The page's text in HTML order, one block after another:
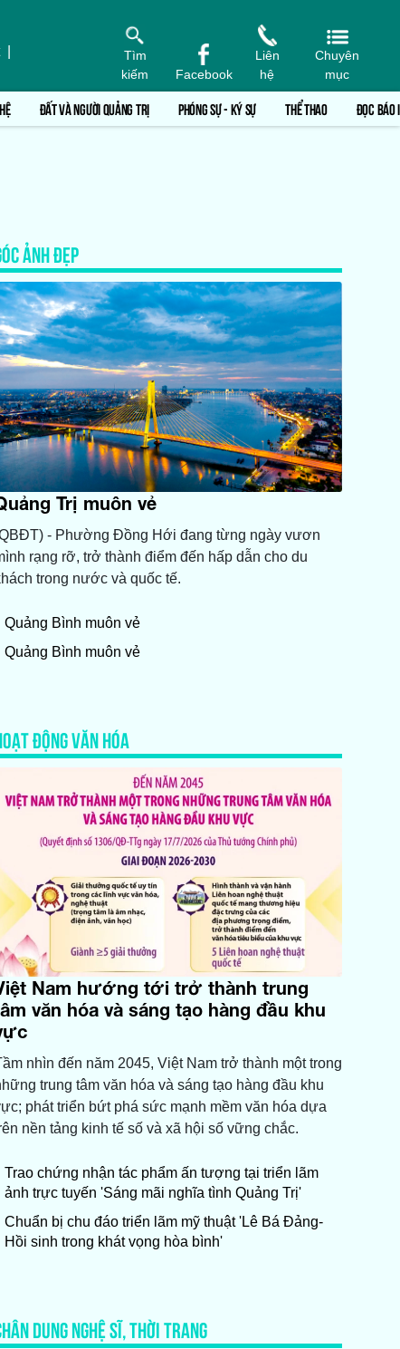
Tìm
kiếm
Facebook
Liên
hệ
Chuyên
mục
ĐẤT VÀ NGƯỜI QUẢNG TRỊ PHÓNG SỰ - KÝ SỰ THỂ THAO ĐỌC BÁO
ẢNH ĐẸP
Trị muôn vẻ
- Phường Đồng Hới đang từng ngày vươn
rạng rỡ, trở thành điểm đến hấp dẫn cho du
trong nước và quốc tế.
Quảng Bình muôn vẻ
Quảng Bình muôn vẻ
ĐỘNG VĂN HÓA
Nam hướng tới trở thành trung
văn hóa và sáng tạo hàng đầu khu
nhìn đến năm 2045, Việt Nam trở thành một trong
trung tâm văn hóa và sáng tạo hàng đầu khu
phát triển bứt phá sức mạnh mềm văn hóa dựa
nền tảng kinh tế số và xã hội số vững chắc.
Trao chứng nhận tác phẩm ấn tượng tại triển lãm
ảnh trực tuyến 'Sáng mãi nghĩa tình Quảng Trị'
Chuẩn bị chu đáo triển lãm mỹ thuật 'Lê Bá Đảng-
Hồi sinh trong khát vọng hòa bình'
DUNG NGHỆ SĨ, THỜI TRANG